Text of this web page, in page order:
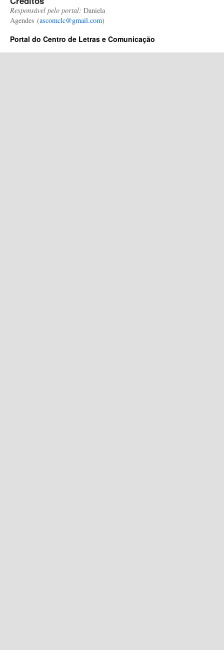
Responsável pelo portal: Daniela
Agendes (ascomclc@gmail.com)
Portal do Centro de Letras e Comunicação